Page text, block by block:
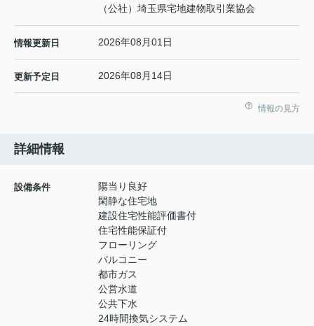
（公社）埼玉県宅地建物取引業協会
情報更新日 2026年08月01日
更新予定日 2026年08月14日
情報の見方
詳細情報
設備条件
陽当り良好
閑静な住宅地
建設住宅性能評価書付
住宅性能保証付
フローリング
バルコニー
都市ガス
公営水道
公共下水
24時間換気システム